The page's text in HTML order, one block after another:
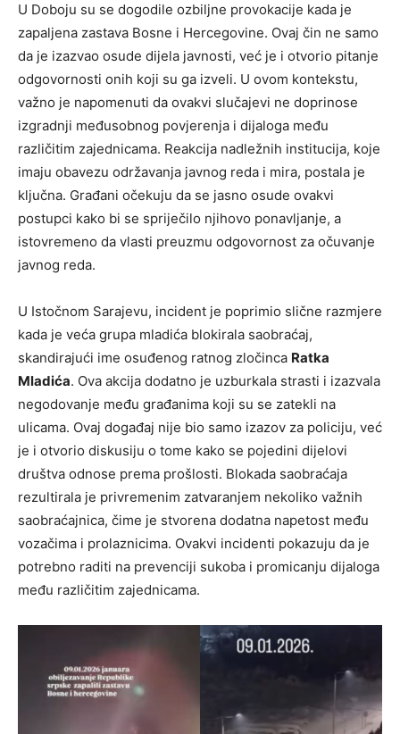
U Doboju su se dogodile ozbiljne provokacije kada je
zapaljena zastava Bosne i Hercegovine. Ovaj čin ne samo
da je izazvao osude dijela javnosti, već je i otvorio pitanje
odgovornosti onih koji su ga izveli. U ovom kontekstu,
važno je napomenuti da ovakvi slučajevi ne doprinose
izgradnji međusobnog povjerenja i dijaloga među
različitim zajednicama. Reakcija nadležnih institucija, koje
imaju obavezu održavanja javnog reda i mira, postala je
ključna. Građani očekuju da se jasno osude ovakvi
postupci kako bi se spriječilo njihovo ponavljanje, a
istovremeno da vlasti preuzmu odgovornost za očuvanje
javnog reda.
U Istočnom Sarajevu, incident je poprimio slične razmjere
kada je veća grupa mladića blokirala saobraćaj,
skandirajući ime osuđenog ratnog zločinca Ratka
Mladića. Ova akcija dodatno je uzburkala strasti i izazvala
negodovanje među građanima koji su se zatekli na
ulicama. Ovaj događaj nije bio samo izazov za policiju, već
je i otvorio diskusiju o tome kako se pojedini dijelovi
društva odnose prema prošlosti. Blokada saobraćaja
rezultirala je privremenim zatvaranjem nekoliko važnih
saobraćajnica, čime je stvorena dodatna napetost među
vozačima i prolaznicima. Ovakvi incidenti pokazuju da je
potrebno raditi na prevenciji sukoba i promicanju dijaloga
među različitim zajednicama.